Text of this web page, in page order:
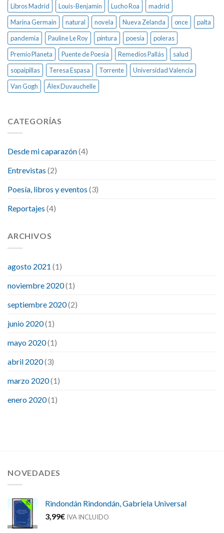
Libros Madrid Louis-Benjamin Lucho Roa
madrid
Marina Germain
natural novela Nueva Zelanda once
palta
pandemia
Pauline Le Roy pintura poesía
poleras
Premio Planeta
Puente de Poesía Remedios Pallás
salud
sopaipillas
Teresa Espasa Torrente
Universidad Valencia
Van Gogh
Álex Duvauchelle
CATEGORÍAS
Desde mi caparazón(4)
Entrevistas (2)
Poesía, libros y eventos (3)
Reportajes (4)
ARCHIVOS
agosto 2021 (1)
noviembre 2020(1)
septiembre 2020(2)
junio 2020(1)
mayo 2020(1)
abril 2020(3)
marzo 2020(1)
enero 2020(1)
NOVEDADES
Rindondán Rindondán, Gabriela Universal
3,99€ IVA INCLUIDO